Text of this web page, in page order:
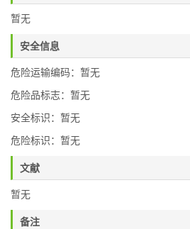
暂无
安全信息
危险运输编码：暂无
危险品标志：暂无
安全标识：暂无
危险标识：暂无
文献
暂无
备注